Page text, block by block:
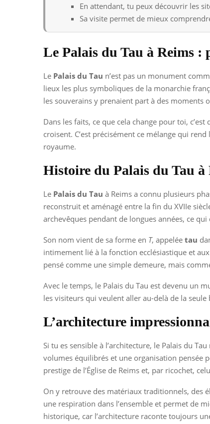
En attendant, tu peux découvrir les
Sa visite permet de mieux
Le Palais du Tau à Reims
Le Palais du Tau n’est pas un monument
lieux les plus symboliques de la monarchie
les souverains y prenaient part à des
Dans les faits, ce que cela change pour toi,
croisent. C’est précisément ce mélange qui
royaume.
Histoire du Palais du Tau à
Le Palais du Tau à Reims a connu plusieurs
reconstruit et aménagé entre la fin du XVIIe
archevêques pendant de longues années, ce
Son nom vient de sa forme en T, appelée tau
intimement lié à la fonction ecclésiastique et
pensé comme une simple demeure, mais
Avec le temps, le Palais du Tau est devenu un
les visiteurs qui veulent aller au-delà de la seule
L’architecture
Si tu es sensible à l’architecture, le Palais du
volumes équilibrés et une organisation pensée
prestige de l’Église de Reims et, par ricochet,
On y retrouve des matériaux traditionnels, des
une respiration dans l’ensemble et permet de
historique, car l’architecture raconte toujours